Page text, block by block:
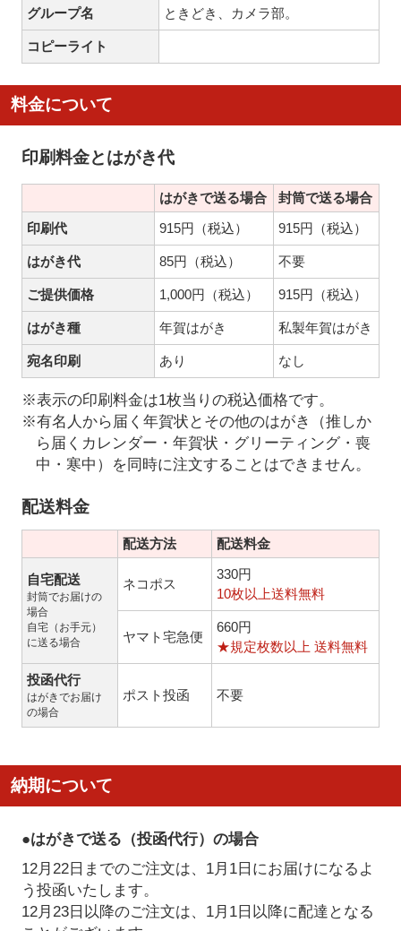
グループ名 ときどき、カメラ部。
コピーライト
料金について
印刷料金とはがき代
はがきで送る場合
封筒で送る場合
印刷代
915円（税込） 915円（税込）
はがき代 85円（税込） 不要
ご提供価格 1,000円（税込） 915円（税込）
はがき種 年賀はがき 私製年賀はがき
宛名印刷 あり なし
※表示の印刷料金は1枚当りの税込価格です。
※有名人から届く年賀状とその他のはがき（推しか
ら届くカレンダー・年賀状・グリーティング・喪
中・寒中）を同時に注文することはできません。
配送料金
配送方法 配送料金
自宅配送
封筒でお届けの
場合
自宅（お手元）
に送る場合
ネコポス
330円
10枚以上送料無料
ヤマト宅急便
660円
★規定枚数以上 送料無料
投函代行
はがきでお届け
の場合
ポスト投函 不要
納期について
●はがきで送る（投函代行）の場合
12月22日までのご注文は、1月1日にお届けになるよ
う投函いたします。
12月23日以降のご注文は、1月1日以降に配達となる